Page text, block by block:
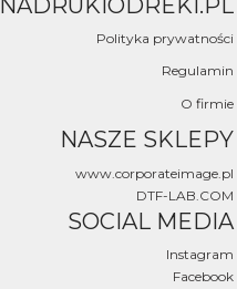
NADRUKIODREKI.PL
Polityka prywatności
Regulamin
O firmie
NASZE SKLEPY
www.corporateimage.pl
DTF-LAB.COM
SOCIAL MEDIA
Instagram
Facebook